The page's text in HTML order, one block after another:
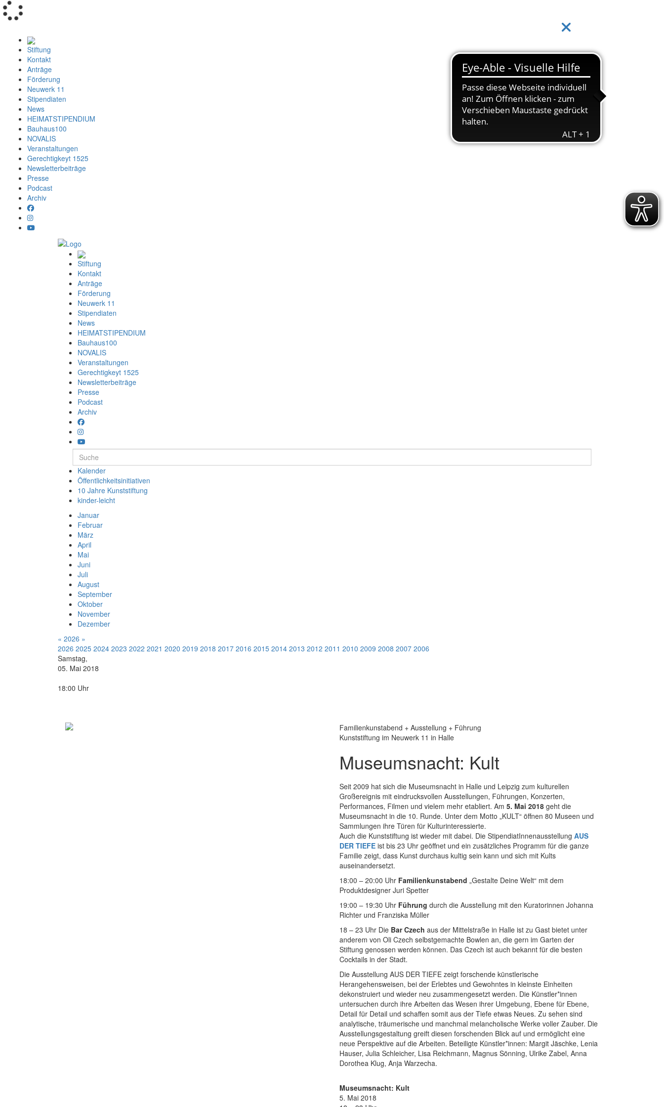
Stiftung
Kontakt
Anträge
Förderung
Neuwerk 11
Stipendiaten
News
HEIMATSTIPENDIUM
Bauhaus100
NOVALIS
Veranstaltungen
Gerechtigkeyt 1525
Newsletterbeiträge
Presse
Podcast
Archiv
Stiftung
Kontakt
Anträge
Förderung
Neuwerk 11
Stipendiaten
News
HEIMATSTIPENDIUM
Bauhaus100
NOVALIS
Veranstaltungen
Gerechtigkeyt 1525
Newsletterbeiträge
Presse
Podcast
Archiv
Kalender
Öffentlichkeitsinitiativen
10 Jahre Kunststiftung
kinder-leicht
Januar
Februar
März
April
Mai
Juni
Juli
August
September
Oktober
November
Dezember
« 2026 »
2026 2025 2024 2023 2022 2021 2020 2019 2018 2017 2016 2015 2014 2013 2012 2011 2010 2009 2008 2007 2006
Samstag,
05. Mai 2018
18:00 Uhr
Familienkunstabend + Ausstellung + Führung
Kunststiftung im Neuwerk 11 in Halle
Museumsnacht: Kult
Seit 2009 hat sich die Museumsnacht in Halle und Leipzig zum kulturellen
Großereignis mit eindrucksvollen Ausstellungen, Führungen, Konzerten,
Performances, Filmen und vielem mehr etabliert. Am 5. Mai 2018 geht die
Museumsnacht in die 10. Runde. Unter dem Motto „KULT“ öffnen 80 Museen und
Sammlungen ihre Türen für Kulturinteressierte.
Auch die Kunststiftung ist wieder mit dabei. Die StipendiatInnenausstellung AUS
DER TIEFE ist bis 23 Uhr geöffnet und ein zusätzliches Programm für die ganze
Familie zeigt, dass Kunst durchaus kultig sein kann und sich mit Kults
auseinandersetzt.
18:00 – 20:00 Uhr Familienkunstabend „Gestalte Deine Welt“ mit dem
Produktdesigner Juri Spetter
19:00 – 19:30 Uhr Führung durch die Ausstellung mit den Kuratorinnen Johanna
Richter und Franziska Müller
18 – 23 Uhr Die Bar Czech aus der Mittelstraße in Halle ist zu Gast bietet unter
anderem von Oli Czech selbstgemachte Bowlen an, die gern im Garten der
Stiftung genossen werden können. Das Czech ist auch bekannt für die besten
Cocktails in der Stadt.
Die Ausstellung AUS DER TIEFE zeigt forschende künstlerische
Herangehensweisen, bei der Erlebtes und Gewohntes in kleinste Einheiten
dekonstruiert und wieder neu zusammengesetzt werden. Die Künstler*innen
untersuchen durch ihre Arbeiten das Wesen ihrer Umgebung, Ebene für Ebene,
Detail für Detail und schaffen somit aus der Tiefe etwas Neues. Zu sehen sind
analytische, träumerische und manchmal melancholische Werke voller Zauber. Die
Ausstellungsgestaltung greift diesen forschenden Blick auf und ermöglicht eine
neue Perspektive auf die Arbeiten. Beteiligte Künstler*innen: Margit Jäschke, Lenia
Hauser, Julia Schleicher, Lisa Reichmann, Magnus Sönning, Ulrike Zabel, Anna
Dorothea Klug, Anja Warzecha.
Museumsnacht: Kult
5. Mai 2018